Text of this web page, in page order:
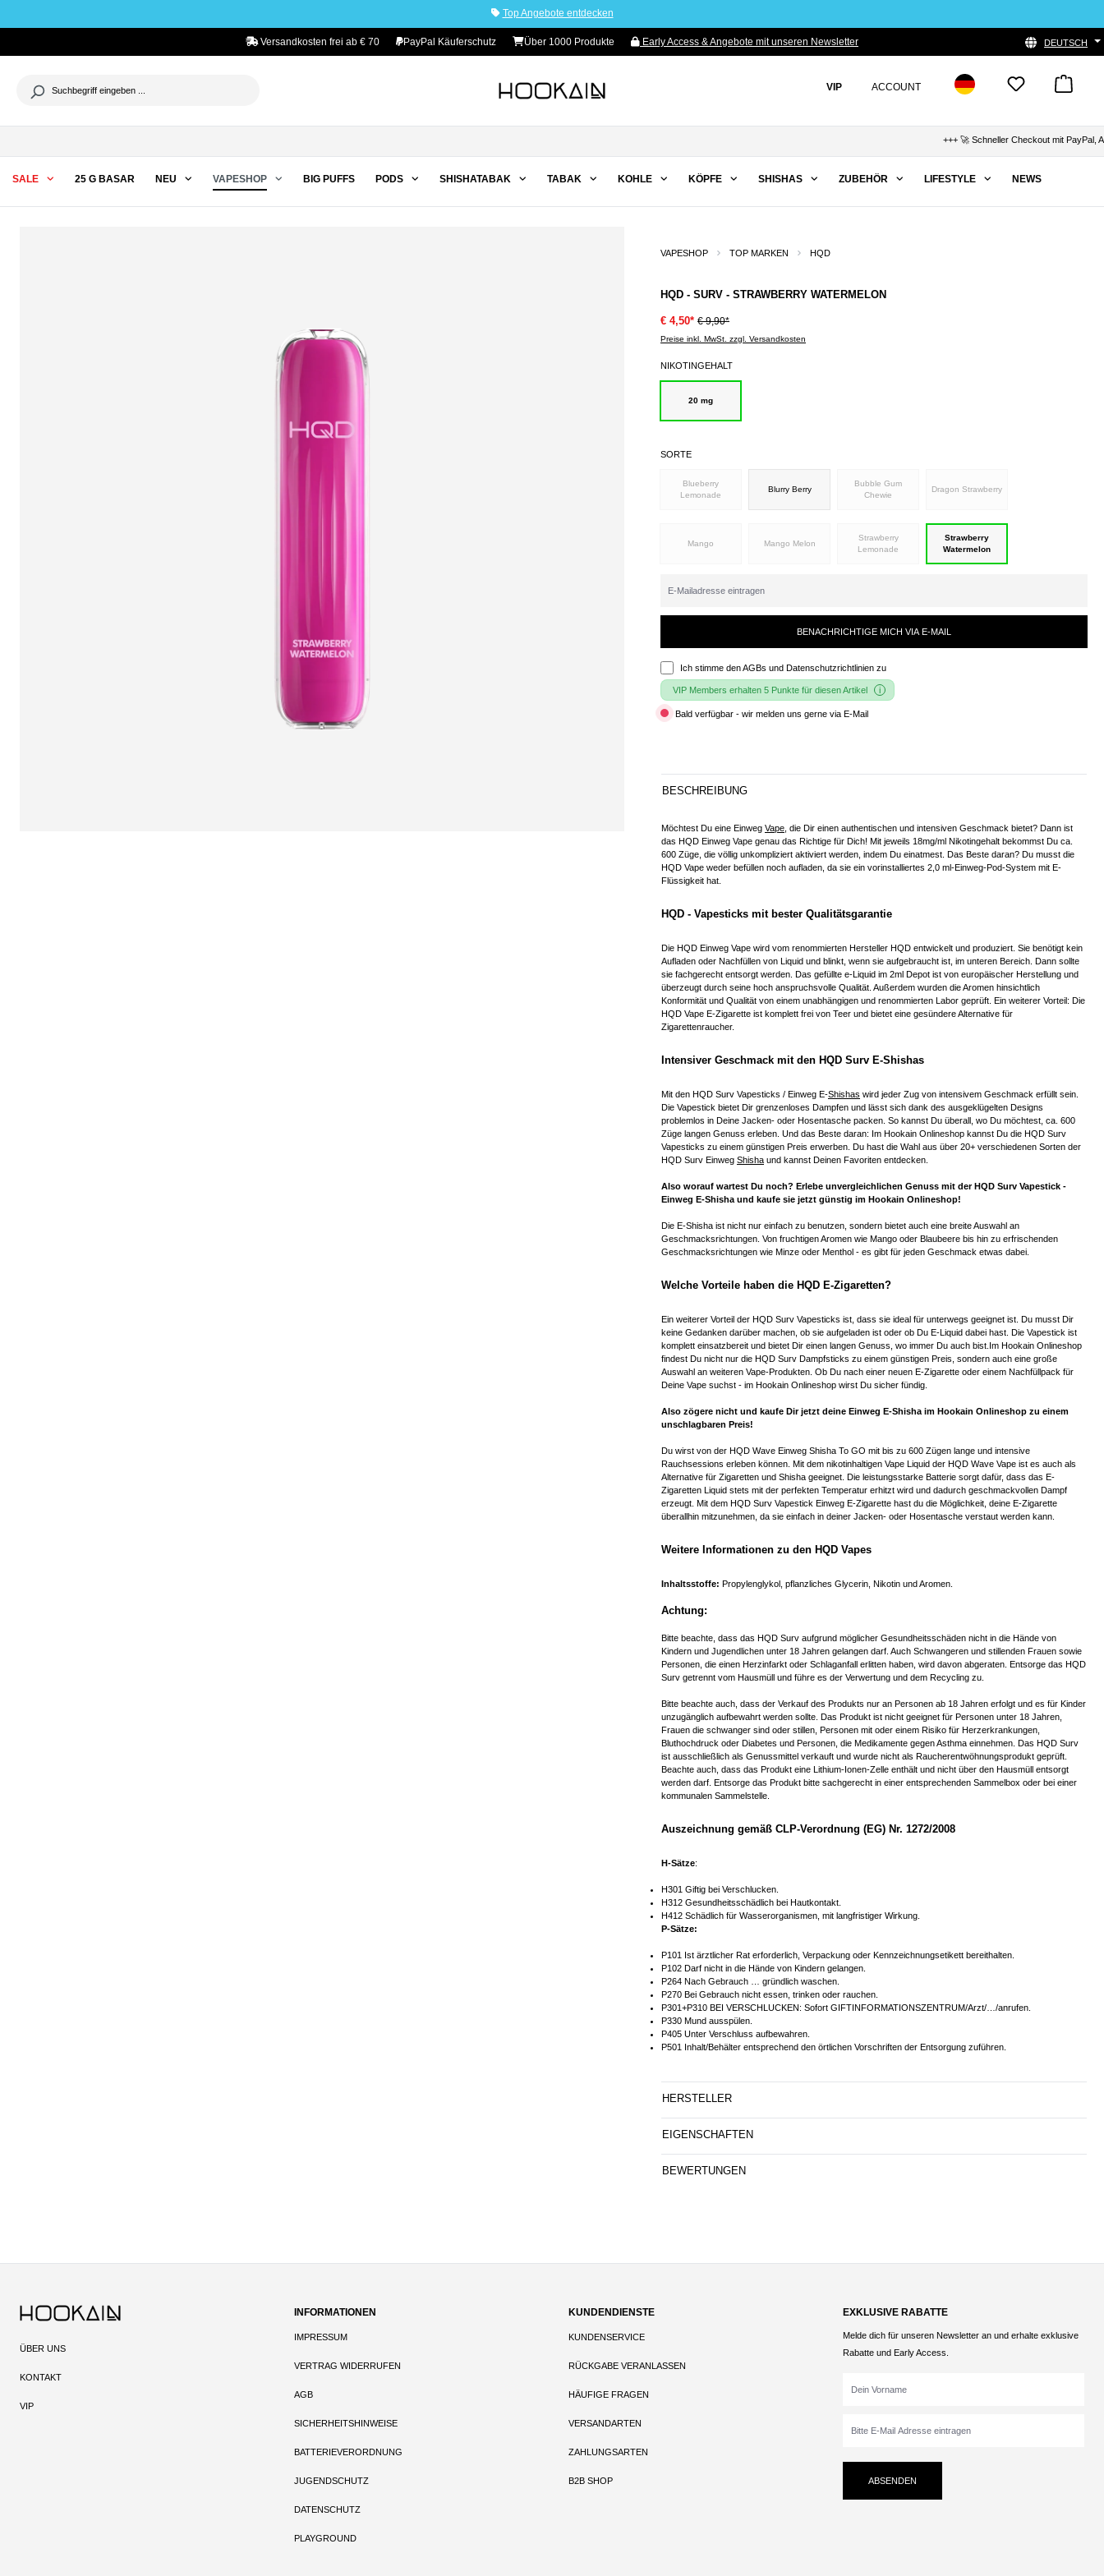
Top Angebote entdecken
Versandkosten frei ab € 70 PayPal Käuferschutz Über 1000 Produkte Early Access & Angebote mit unseren Newsletter DEUTSCH
VIP ACCOUNT
+++ 🚀 Schneller Checkout mit PayPal, Apple
SALE 25 G BASAR NEU VAPESHOP BIG PUFFS PODS SHISHATABAK TABAK KOHLE KÖPFE SHISHAS ZUBEHÖR LIFESTYLE NEWS
VAPESHOP TOP MARKEN HQD
HQD - SURV - STRAWBERRY WATERMELON
€ 4,50* € 9,90*
Preise inkl. MwSt. zzgl. Versandkosten
NIKOTINGEHALT
20 mg
SORTE
Blueberry
Lemonade
Blurry Berry
Bubble Gum
Chewie
Dragon Strawberry
Mango Mango Melon
Strawberry
Lemonade
Strawberry
Watermelon
BENACHRICHTIGE MICH VIA E-MAIL
Ich stimme denAGBs und Datenschutzrichtlinien zu
VIP Members erhalten 5 Punkte für diesen Artikel
Bald verfügbar - wir melden uns gerne via E-Mail
BESCHREIBUNG
Möchtest Du eine Einweg Vape , die Dir einen authentischen und intensiven Geschmack bietet? Dann ist
das HQD Einweg Vape genau das Richtige für Dich! Mit jeweils 18mg/ml Nikotingehalt bekommst Du ca.
600 Züge, die völlig unkompliziert aktiviert werden, indem Du einatmest. Das Beste daran? Du musst die
HQD Vape weder befüllen noch aufladen, da sie ein vorinstalliertes 2,0 ml-Einweg-Pod-System mit E-
Flüssigkeit hat.
HQD - Vapesticks mit bester Qualitätsgarantie
Die HQD Einweg Vape wird vom renommierten Hersteller HQD entwickelt und produziert. Sie benötigt kein
Aufladen oder Nachfüllen von Liquid und blinkt, wenn sie aufgebraucht ist, im unteren Bereich. Dann sollte
sie fachgerecht entsorgt werden. Das gefüllte e-Liquid im 2ml Depot ist von europäischer Herstellung und
überzeugt durch seine hoch anspruchsvolle Qualität. Außerdem wurden die Aromen hinsichtlich
Konformität und Qualität von einem unabhängigen und renommierten Labor geprüft. Ein weiterer Vorteil: Die
HQD Vape E-Zigarette ist komplett frei von Teer und bietet eine gesündere Alternative für
Zigarettenraucher.
Intensiver Geschmack mit den HQD Surv E-Shishas
Mit den HQD Surv Vapesticks / Einweg E-Shishas wird jeder Zug von intensivem Geschmack erfüllt sein.
Die Vapestick bietet Dir grenzenloses Dampfen und lässt sich dank des ausgeklügelten Designs
problemlos in Deine Jacken- oder Hosentasche packen. So kannst Du überall, wo Du möchtest, ca. 600
Züge langen Genuss erleben. Und das Beste daran: Im Hookain Onlineshop kannst Du die HQD Surv
Vapesticks zu einem günstigen Preis erwerben. Du hast die Wahl aus über 20+ verschiedenen Sorten der
HQD Surv Einweg Shisha und kannst Deinen Favoriten entdecken.
Also worauf wartest Du noch? Erlebe unvergleichlichen Genuss mit der HQD Surv Vapestick -
Einweg E-Shisha und kaufe sie jetzt günstig im Hookain Onlineshop!
Die E-Shisha ist nicht nur einfach zu benutzen, sondern bietet auch eine breite Auswahl an
Geschmacksrichtungen. Von fruchtigen Aromen wie Mango oder Blaubeere bis hin zu erfrischenden
Geschmacksrichtungen wie Minze oder Menthol - es gibt für jeden Geschmack etwas dabei.
Welche Vorteile haben die HQD E-Zigaretten?
Ein weiterer Vorteil der HQD Surv Vapesticks ist, dass sie ideal für unterwegs geeignet ist. Du musst Dir
keine Gedanken darüber machen, ob sie aufgeladen ist oder ob Du E-Liquid dabei hast. Die Vapestick ist
komplett einsatzbereit und bietet Dir einen langen Genuss, wo immer Du auch bist.Im Hookain Onlineshop
findest Du nicht nur die HQD Surv Dampfsticks zu einem günstigen Preis, sondern auch eine große
Auswahl an weiteren Vape-Produkten. Ob Du nach einer neuen E-Zigarette oder einem Nachfüllpack für
Deine Vape suchst - im Hookain Onlineshop wirst Du sicher fündig.
Also zögere nicht und kaufe Dir jetzt deine Einweg E-Shisha im Hookain Onlineshop zu einem
unschlagbaren Preis!
Du wirst von der HQD Wave Einweg Shisha To GO mit bis zu 600 Zügen lange und intensive
Rauchsessions erleben können. Mit dem nikotinhaltigen Vape Liquid der HQD Wave Vape ist es auch als
Alternative für Zigaretten und Shisha geeignet. Die leistungsstarke Batterie sorgt dafür, dass das E-
Zigaretten Liquid stets mit der perfekten Temperatur erhitzt wird und dadurch geschmackvollen Dampf
erzeugt. Mit dem HQD Surv Vapestick Einweg E-Zigarette hast du die Möglichkeit, deine E-Zigarette
überallhin mitzunehmen, da sie einfach in deiner Jacken- oder Hosentasche verstaut werden kann.
Weitere Informationen zu den HQD Vapes
Inhaltsstoffe: Propylenglykol, pflanzliches Glycerin, Nikotin und Aromen.
Achtung:
Bitte beachte, dass das HQD Surv aufgrund möglicher Gesundheitsschäden nicht in die Hände von
Kindern und Jugendlichen unter 18 Jahren gelangen darf. Auch Schwangeren und stillenden Frauen sowie
Personen, die einen Herzinfarkt oder Schlaganfall erlitten haben, wird davon abgeraten. Entsorge das HQD
Surv getrennt vom Hausmüll und führe es der Verwertung und dem Recycling zu.
Bitte beachte auch, dass der Verkauf des Produkts nur an Personen ab 18 Jahren erfolgt und es für Kinder
unzugänglich aufbewahrt werden sollte. Das Produkt ist nicht geeignet für Personen unter 18 Jahren,
Frauen die schwanger sind oder stillen, Personen mit oder einem Risiko für Herzerkrankungen,
Bluthochdruck oder Diabetes und Personen, die Medikamente gegen Asthma einnehmen. Das HQD Surv
ist ausschließlich als Genussmittel verkauft und wurde nicht als Raucherentwöhnungsprodukt geprüft.
Beachte auch, dass das Produkt eine Lithium-Ionen-Zelle enthält und nicht über den Hausmüll entsorgt
werden darf. Entsorge das Produkt bitte sachgerecht in einer entsprechenden Sammelbox oder bei einer
kommunalen Sammelstelle.
Auszeichnung gemäß CLP-Verordnung (EG) Nr. 1272/2008
H-Sätze:
H301 Giftig bei Verschlucken.
H312 Gesundheitsschädlich bei Hautkontakt.
H412 Schädlich für Wasserorganismen, mit langfristiger Wirkung.
P-Sätze:
P101 Ist ärztlicher Rat erforderlich, Verpackung oder Kennzeichnungsetikett bereithalten.
P102 Darf nicht in die Hände von Kindern gelangen.
P264 Nach Gebrauch … gründlich waschen.
P270 Bei Gebrauch nicht essen, trinken oder rauchen.
P301+P310 BEI VERSCHLUCKEN: Sofort GIFTINFORMATIONSZENTRUM/Arzt/…/anrufen.
P330 Mund ausspülen.
P405 Unter Verschluss aufbewahren.
P501 Inhalt/Behälter entsprechend den örtlichen Vorschriften der Entsorgung zuführen.
HERSTELLER
EIGENSCHAFTEN
BEWERTUNGEN
ÜBER UNS
KONTAKT
VIP
INFORMATIONEN
IMPRESSUM
VERTRAG WIDERRUFEN
AGB
SICHERHEITSHINWEISE
BATTERIEVERORDNUNG
JUGENDSCHUTZ
DATENSCHUTZ
PLAYGROUND
KUNDENDIENSTE
KUNDENSERVICE
RÜCKGABE VERANLASSEN
HÄUFIGE FRAGEN
VERSANDARTEN
ZAHLUNGSARTEN
B2B SHOP
EXKLUSIVE RABATTE
Melde dich für unseren Newsletter an und erhalte exklusive
Rabatte und Early Access.
ABSENDEN